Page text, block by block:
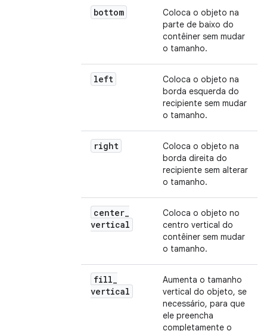
bottom
Coloca o objeto na
parte de baixo do
contêiner sem mudar
o tamanho.
left
Coloca o objeto na
borda esquerda do
recipiente sem mudar
o tamanho.
right
Coloca o objeto na
borda direita do
recipiente sem alterar
o tamanho.
center_
vertical
Coloca o objeto no
centro vertical do
contêiner sem mudar
o tamanho.
fill_
vertical
Aumenta o tamanho
vertical do objeto, se
necessário, para que
ele preencha
completamente o